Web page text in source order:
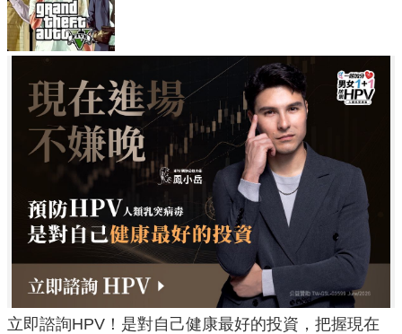
立即諮詢HPV！是對自己健康最好的投資，把握現在